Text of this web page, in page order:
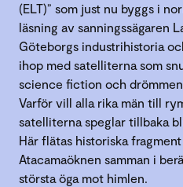
(ELT)” som just nu byggs i
läsning av sanningssägaren
Göteborgs industrihistoria
ihop med satelliterna som
science fiction och
Varför vill alla rika män till
satelliterna speglar tillbaka
Här flätas historiska
Atacamaöknen samman i
största öga mot himlen.